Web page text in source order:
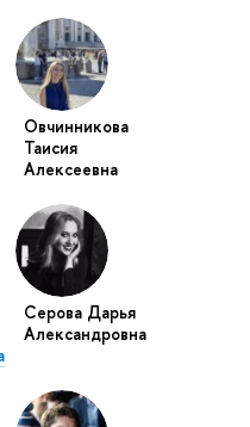
Овчинникова
Таисия
Алексеевна
Серова Дарья
Александровна